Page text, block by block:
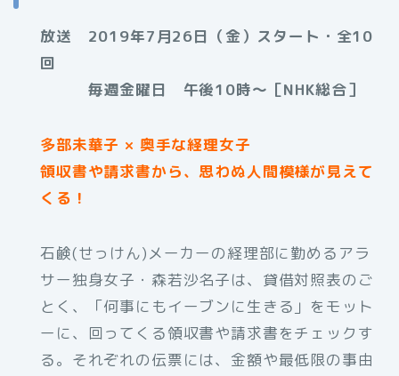
放送 2019年7月26日（金）スタート・全10
回
毎週金曜日 午後10時～［NHK総合］
多部未華子 × 奥手な経理女子
領収書や請求書から、思わぬ人間模様が見えて
くる！
石鹸(せっけん)メーカーの経理部に勤めるアラ
サー独身女子・森若沙名子は、貸借対照表のご
とく、「何事にもイーブンに生きる」をモット
ーに、回ってくる領収書や請求書をチェックす
る。それぞれの伝票には、金額や最低限の事由